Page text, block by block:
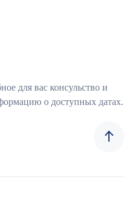
для вас консульство и
о доступных датах.